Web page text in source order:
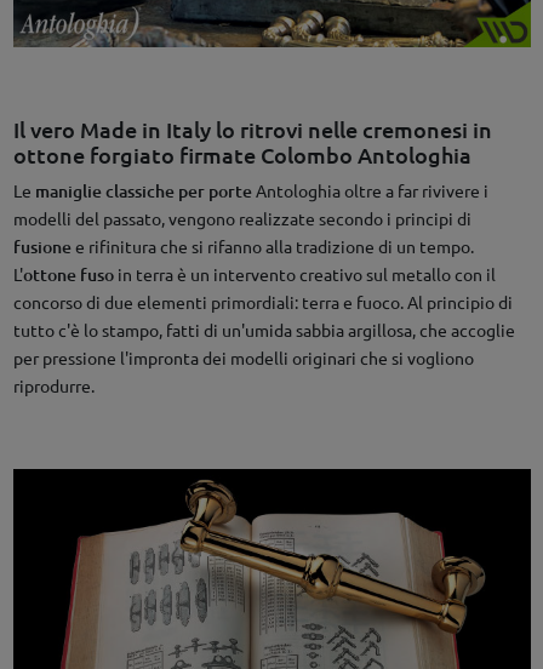
Il vero Made in Italy lo ritrovi nelle cremonesi in
ottone forgiato firmate Colombo Antologhia
Le maniglie classiche per porteAntologhia oltre a far rivivere i
modelli del passato, vengono realizzate secondo i principi di
fusionee rifinitura che si rifanno alla tradizione di un tempo.
L'ottone fusoin terra è un intervento creativo sul metallo con il
concorso di due elementi primordiali: terra e fuoco. Al principio di
tutto c'è lo stampo, fatti di un'umida sabbia argillosa, che accoglie
per pressione l'impronta dei modelli originari che si vogliono
riprodurre.